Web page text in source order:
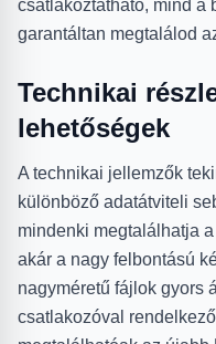
csatlakoztatható, mind a
garantáltan megtalálod
Technikai
lehetőségek
A technikai jellemzők
különböző adatátviteli
mindenki megtalálhatja
akár a nagy felbontású
nagyméretű fájlok gyors
csatlakozóval